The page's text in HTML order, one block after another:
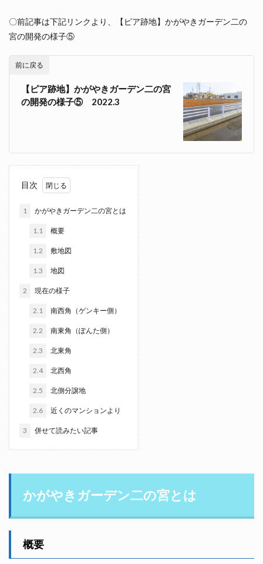
〇前記事は下記リンクより、【ピア跡地】かがやきガーデン二の
宮の開発の様子⑤
前に戻る
【ピア跡地】かがやきガーデン二の宮
の開発の様子⑤ 2022.3
目次
1 かがやきガーデン二の宮とは
1.1 概要
1.2 敷地図
1.3 地図
2 現在の様子
2.1 南西角（ゲンキー側）
2.2 南東角（ぽんた側）
2.3 北東角
2.4 北西角
2.5 北側分譲地
2.6 近くのマンションより
3 併せて読みたい記事
かがやきガーデン二の宮とは
概要